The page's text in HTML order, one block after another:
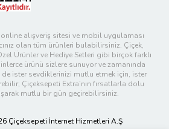
alışveriş sitesi ve mobil uygulaması
olan tüm ürünleri bulabilirsiniz. Çiçek,
Ürünler ve Hediye Setleri gibi birçok farklı
ürünü sizlere sunuyor ve zamanında
de ister sevdiklerinizi mutlu etmek için, ister
Çiçeksepeti Extra’nın fırsatlarla dolu
mutlu bir gün geçirebilirsiniz.
Çiçeksepeti İnternet Hizmetleri A.Ş